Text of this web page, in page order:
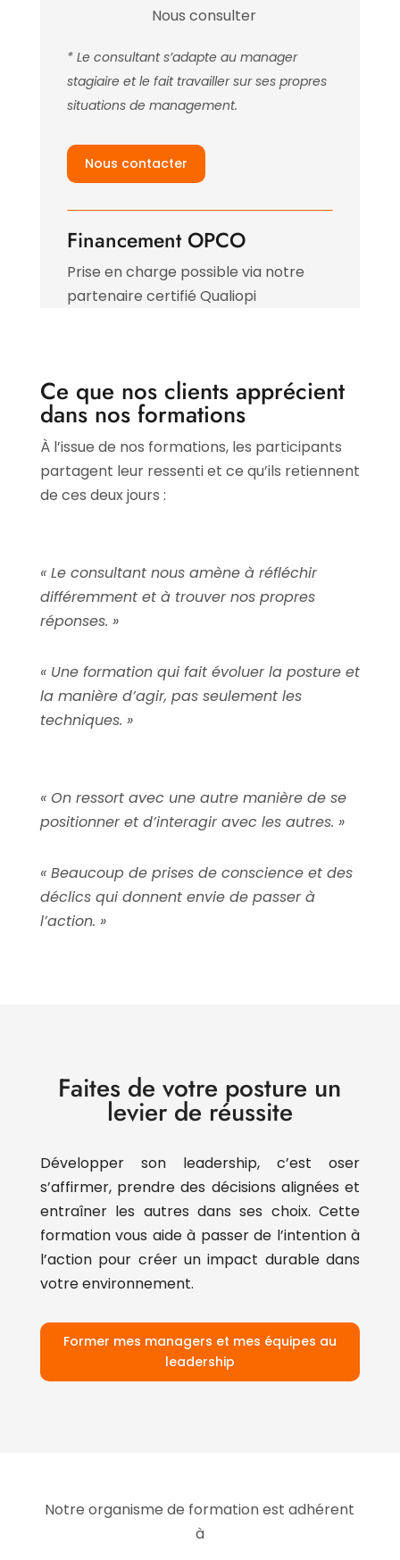
Nous consulter
* Le consultant s’adapte au manager
stagiaire et le fait travailler sur ses propres
situations de management.
Nous contacter
Financement OPCO
Prise en charge possible via notre
partenaire certifié Qualiopi
Ce que nos clients apprécient
dans nos formations
À l’issue de nos formations, les participants
partagent leur ressenti et ce qu’ils retiennent
de ces deux jours :
« Le consultant nous amène à réfléchir
différemment et à trouver nos propres
réponses. »
« Une formation qui fait évoluer la posture et
la manière d’agir, pas seulement les
techniques. »
« On ressort avec une autre manière de se
positionner et d’interagir avec les autres. »
« Beaucoup de prises de conscience et des
déclics qui donnent envie de passer à
l’action. »
Faites de votre posture un
levier de réussite
Développer son leadership, c’est oser
s’affirmer, prendre des décisions alignées et
entraîner les autres dans ses choix. Cette
formation vous aide à passer de l’intention à
l’action pour créer un impact durable dans
votre environnement.
Former mes managers et mes équipes au
leadership
Notre organisme de formation est adhérent
à